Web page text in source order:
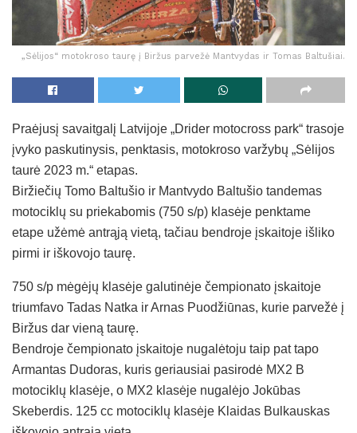
„Sėlijos“ motokroso taurę į Biržus parvežė Mantvydas ir Tomas Baltušiai.
Praėjusį savaitgalį Latvijoje „Drider motocross park“ trasoje
įvyko paskutinysis, penktasis, motokroso varžybų „Sėlijos
taurė 2023 m.“ etapas.
Biržiečių Tomo Baltušio ir Mantvydo Baltušio tandemas
motociklų su priekabomis (750 s/p) klasėje penktame
etape užėmė antrąją vietą, tačiau bendroje įskaitoje išliko
pirmi ir iškovojo taurę.
750 s/p mėgėjų klasėje galutinėje čempionato įskaitoje
triumfavo Tadas Natka ir Arnas Puodžiūnas, kurie parvežė į
Biržus dar vieną taurę.
Bendroje čempionato įskaitoje nugalėtoju taip pat tapo
Armantas Dudoras, kuris geriausiai pasirodė MX2 B
motociklų klasėje, o MX2 klasėje nugalėjo Jokūbas
Skeberdis. 125 cc motociklų klasėje Klaidas Bulkauskas